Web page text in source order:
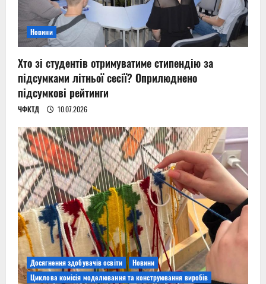
Новини
Хто зі студентів отримуватиме стипендію за
підсумками літньої сесії? Оприлюднено
підсумкові рейтинги
ЧФКТД 10.07.2026
Досягнення здобувачів освіти
Новини
Циклова комісія моделювання та конструювання виробів